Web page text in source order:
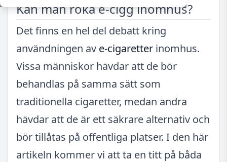
Kan man röka e-cigg inomhus?
Det finns en hel del debatt kring
användningen av e-cigaretter inomhus.
Vissa människor hävdar att de bör
behandlas på samma sätt som
traditionella cigaretter, medan andra
hävdar att de är ett säkrare alternativ och
bör tillåtas på offentliga platser. I den här
artikeln kommer vi att ta en titt på båda